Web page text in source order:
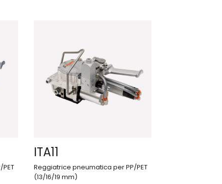
ITA11
Reggiatrice pneumatica per PP/PET
(13/16/19 mm)